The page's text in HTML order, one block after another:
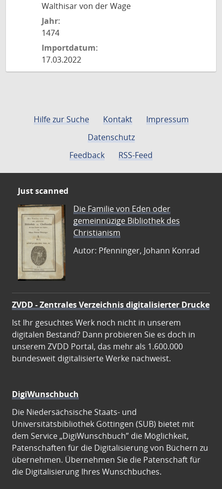
Walthisar von der Wage
Jahr:
1474
Importdatum:
17.03.2022
Hilfe zur Suche Kontakt
Impressum
Datenschutz
Feedback
RSS-Feed
Just scanned
Die Familie von Eden oder
gemeinnüzige Bibliothek des
Christianism
Autor: Pfenninger, Johann Konrad
ZVDD - Zentrales Verzeichnis digitalisierter Drucke
Ist Ihr gesuchtes Werk noch nicht in unserem
digitalen Bestand? Dann probieren Sie es doch in
unserem ZVDD Portal, das mehr als 1.600.000
bundesweit digitalisierte Werke nachweist.
DigiWunschbuch
Die Niedersächsische Staats- und
Universitätsbibliothek Göttingen (SUB) bietet mit
dem Service „DigiWunschbuch” die Möglichkeit,
Patenschaften für die Digitalisierung von Büchern zu
übernehmen. Übernehmen Sie die Patenschaft für
die Digitalisierung Ihres Wunschbuches.